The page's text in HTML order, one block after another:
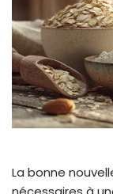
La bonne